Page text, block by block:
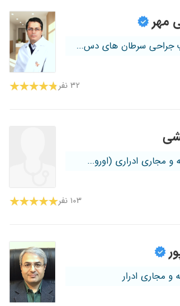
مهر
جراحی سرطان های دس...
۳۲ نفر
مجاری ادراری (اورو...
۱۰۳ نفر
مجاری ادرار